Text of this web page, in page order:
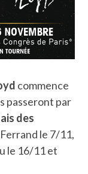
commence
passeront par
des
le 7/11,
le 16/11 et